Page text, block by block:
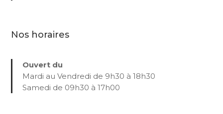
Nos horaires
Ouvert du
Mardi au Vendredi de 9h30 à 18h30
Samedi de 09h30 à 17h00